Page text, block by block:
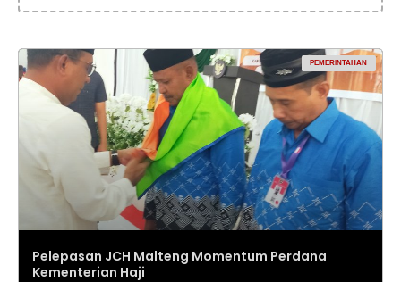
PEMERINTAHAN
Pelepasan JCH Malteng Momentum Perdana
Kementerian Haji